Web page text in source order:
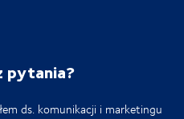
pytania?
ds. komunikacji i marketingu